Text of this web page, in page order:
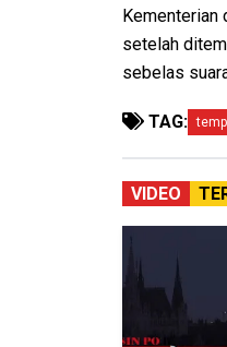
Kementerian
setelah
sebelas
TAG:
VIDEO